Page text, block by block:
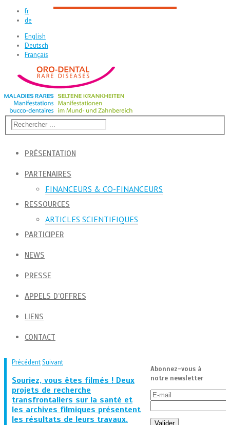
fr
de
English
Deutsch
Français
PRÉSENTATION
PARTENAIRES
FINANCEURS & CO-FINANCEURS
RESSOURCES
ARTICLES SCIENTIFIQUES
PARTICIPER
NEWS
PRESSE
APPELS D’OFFRES
LIENS
CONTACT
PrécédentSuivant
Souriez, vous êtes filmés ! Deux
projets de recherche
transfrontaliers sur la santé et
les archives filmiques présentent
les résultats de leurs travaux.
Abonnez-vous à
notre newsletter